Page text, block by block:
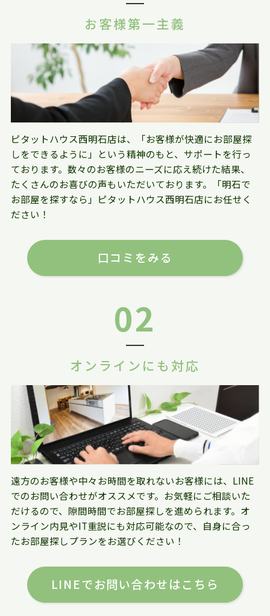
お客様第一主義
ピタットハウス西明石店は、「お客様が快適にお部屋探
しをできるように」という精神のもと、サポートを行っ
ております。数々のお客様のニーズに応え続けた結果、
たくさんのお喜びの声もいただいております。「明石で
お部屋を探すなら」ピタットハウス西明石店にお任せく
ださい！
口コミをみる
02
オンラインにも対応
遠方のお客様や中々お時間を取れないお客様には、LINE
でのお問い合わせがオススメです。お気軽にご相談いた
だけるので、隙間時間でお部屋探しを進められます。オ
ンライン内見やIT重説にも対応可能なので、自身に合っ
たお部屋探しプランをお選びください！
LINEでお問い合わせはこちら